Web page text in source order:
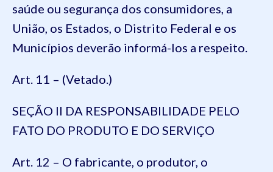
saúde ou segurança dos consumidores, a
União, os Estados, o Distrito Federal e os
Municípios deverão informá-los a respeito.
Art. 11 – (Vetado.)
SEÇÃO II DA RESPONSABILIDADE PELO
FATO DO PRODUTO E DO SERVIÇO
Art. 12 – O fabricante, o produtor, o